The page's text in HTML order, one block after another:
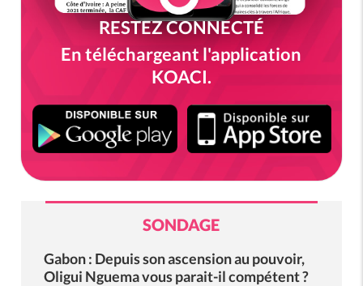
RESTEZ CONNECTÉ
En téléchargeant l'application
KOACI.
SONDAGE
Gabon : Depuis son ascension au pouvoir,
Oligui Nguema vous parait-il compétent ?